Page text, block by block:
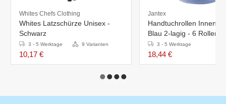
Whites Chefs Clothing
Whites Latzschürze Unisex -
Schwarz
3 - 5 Werktage 9 Varianten
10,17 €
Jantex
Handtuchrollen
Blau 2-lagig - 6 Rollen
3 - 5 Werktage
18,44 €